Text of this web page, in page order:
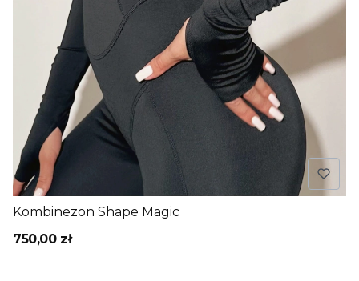
Kombinezon Shape Magic
750,00 zł